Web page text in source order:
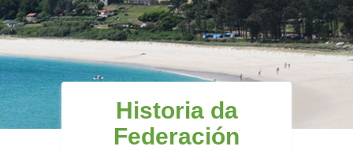
Historia da
Federación